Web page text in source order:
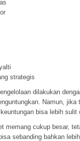
strategis
dilakukan
Namun,
bisa lebih sulit
memang cukup besar,
sebanding bahkan